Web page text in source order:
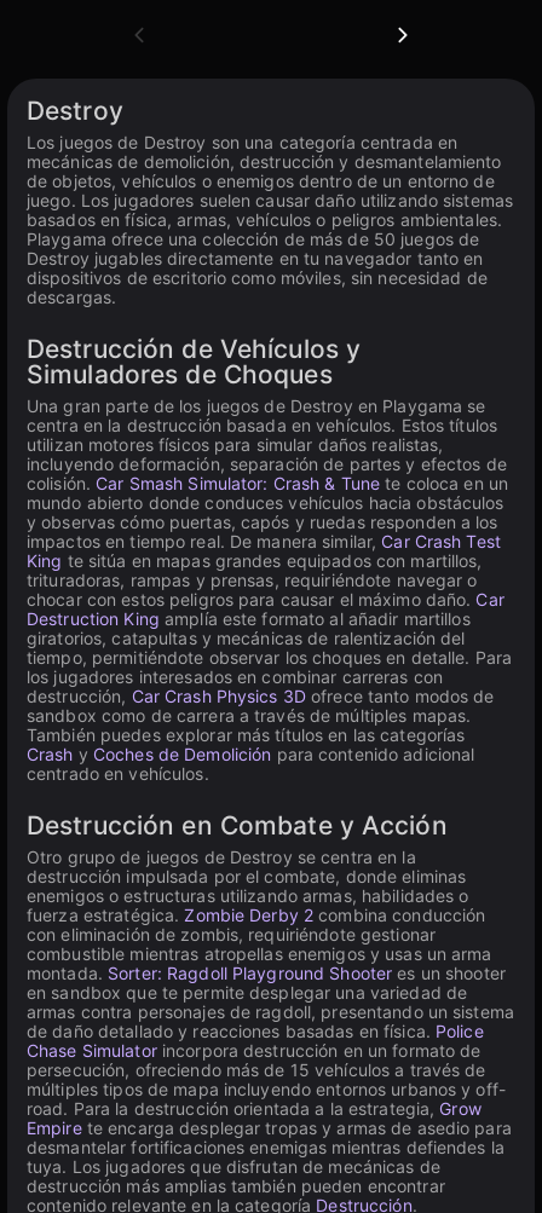
Destroy
Los juegos de Destroy son una categoría centrada en
mecánicas de demolición, destrucción y desmantelamiento
de objetos, vehículos o enemigos dentro de un entorno de
juego. Los jugadores suelen causar daño utilizando sistemas
basados en física, armas, vehículos o peligros ambientales.
Playgama ofrece una colección de más de 50 juegos de
Destroy jugables directamente en tu navegador tanto en
dispositivos de escritorio como móviles, sin necesidad de
descargas.
Destrucción de Vehículos y
Simuladores de Choques
Una gran parte de los juegos de Destroy en Playgama se
centra en la destrucción basada en vehículos. Estos títulos
utilizan motores físicos para simular daños realistas,
incluyendo deformación, separación de partes y efectos de
colisión. Car Smash Simulator: Crash & Tune te coloca en un
mundo abierto donde conduces vehículos hacia obstáculos
y observas cómo puertas, capós y ruedas responden a los
impactos en tiempo real. De manera similar, Car Crash Test
King te sitúa en mapas grandes equipados con martillos,
trituradoras, rampas y prensas, requiriéndote navegar o
chocar con estos peligros para causar el máximo daño. Car
Destruction King amplía este formato al añadir martillos
giratorios, catapultas y mecánicas de ralentización del
tiempo, permitiéndote observar los choques en detalle. Para
los jugadores interesados en combinar carreras con
destrucción, Car Crash Physics 3Dofrece tanto modos de
sandbox como de carrera a través de múltiples mapas.
También puedes explorar más títulos en las categorías
Crash y Coches de Demolición para contenido adicional
centrado en vehículos.
Destrucción en Combate y Acción
Otro grupo de juegos de Destroy se centra en la
destrucción impulsada por el combate, donde eliminas
enemigos o estructuras utilizando armas, habilidades o
fuerza estratégica.Zombie Derby 2 combina conducción
con eliminación de zombis, requiriéndote gestionar
combustible mientras atropellas enemigos y usas un arma
montada. Sorter: Ragdoll Playground Shooter es un shooter
en sandbox que te permite desplegar una variedad de
armas contra personajes de ragdoll, presentando un sistema
de daño detallado y reacciones basadas en física. Police
Chase Simulatorincorpora destrucción en un formato de
persecución, ofreciendo más de 15 vehículos a través de
múltiples tipos de mapa incluyendo entornos urbanos y off-
road. Para la destrucción orientada a la estrategia, Grow
Empirete encarga desplegar tropas y armas de asedio para
desmantelar fortificaciones enemigas mientras defiendes la
tuya. Los jugadores que disfrutan de mecánicas de
destrucción más amplias también pueden encontrar
contenido relevante en la categoría Destrucción.